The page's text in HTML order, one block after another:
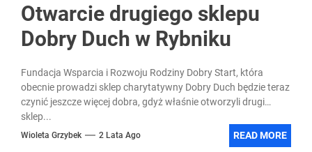
Otwarcie drugiego sklepu
Dobry Duch w Rybniku
Fundacja Wsparcia i Rozwoju Rodziny Dobry Start, która
obecnie prowadzi sklep charytatywny Dobry Duch będzie teraz
czynić jeszcze więcej dobra, gdyż właśnie otworzyli drugi
sklep...
Wioleta Grzybek 2 Lata Ago READ MORE